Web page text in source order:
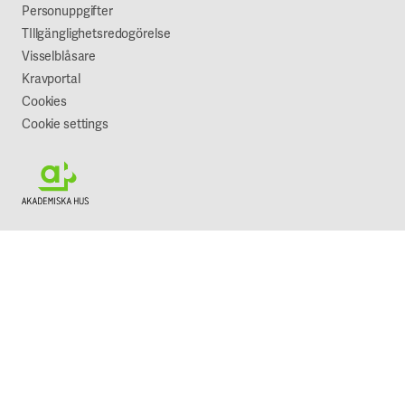
Vår syn på hållbarhet
Personuppgifter
TIllgänglighetsredogörelse
Visselblåsare
Kravportal
Cookies
Cookie settings